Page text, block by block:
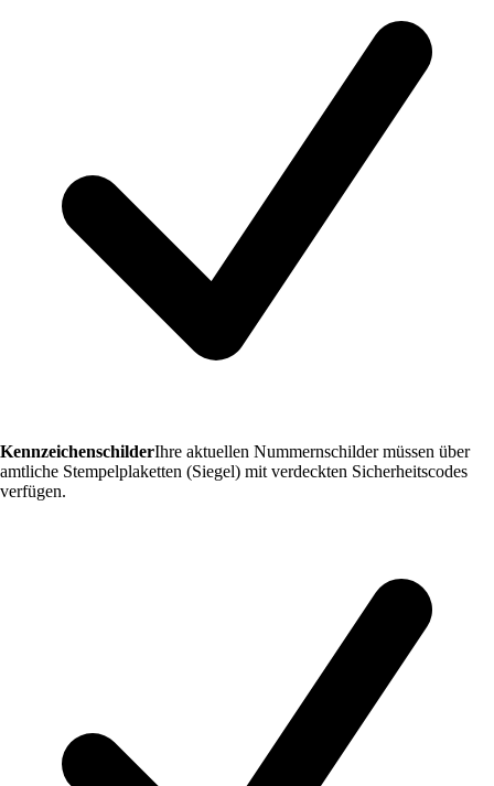
KennzeichenschilderIhre aktuellen Nummernschilder müssen über
amtliche Stempelplaketten (Siegel) mit verdeckten Sicherheitscodes
verfügen.